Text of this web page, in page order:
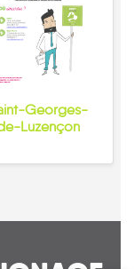
Georges-
Luzençon